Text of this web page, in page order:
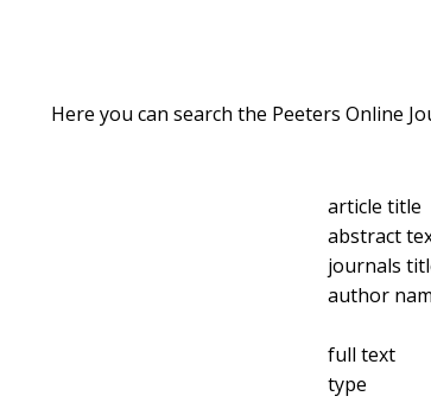
Here you can search the Peeters Online
article title
abstract
journals
author
full text
type